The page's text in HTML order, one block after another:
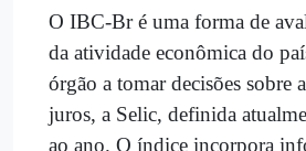
O IBC-Br é uma forma de
da atividade econômica do
órgão a tomar decisões sobre
juros, a Selic, definida
ao ano. O índice incorpora